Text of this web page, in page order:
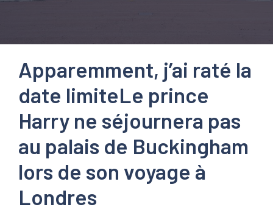
Apparemment, j’ai raté la
date limiteLe prince
Harry ne séjournera pas
au palais de Buckingham
lors de son voyage à
Londres